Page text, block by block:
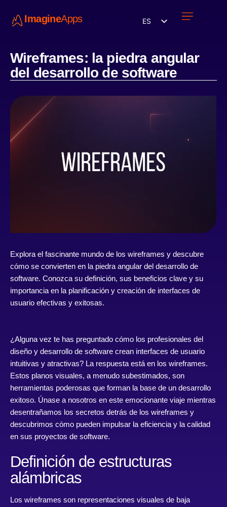
ImagineApps ES
Wireframes: la piedra angular
del desarrollo de software
Explora el fascinante mundo de los wireframes y descubre
cómo se convierten en la piedra angular del desarrollo de
software. Conozca su definición, sus beneficios clave y su
importancia en la planificación y creación de interfaces de
usuario efectivas y exitosas.
¿Alguna vez te has preguntado cómo los profesionales del
diseño y desarrollo de software crean interfaces de usuario
intuitivas y atractivas? La respuesta está en los wireframes.
Estos planos visuales, a menudo subestimados, son
herramientas poderosas que forman la base de un desarrollo
exitoso. Únase a nosotros en este emocionante viaje mientras
desentrañamos los secretos detrás de los wireframes y
descubrimos cómo pueden impulsar la eficiencia y la calidad
en sus proyectos de software.
Definición de estructuras
alámbricas
Los wireframes son representaciones visuales de baja